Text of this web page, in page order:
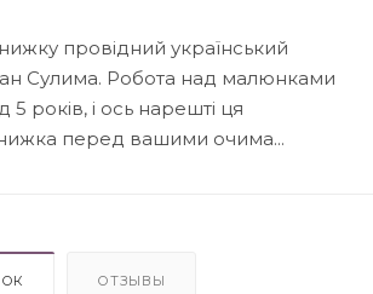
про­­від­­ний український
Сулима. Робота над малюнками
років, і ось нарешті ця
перед вашими очима...
ОТЗЫВЫ